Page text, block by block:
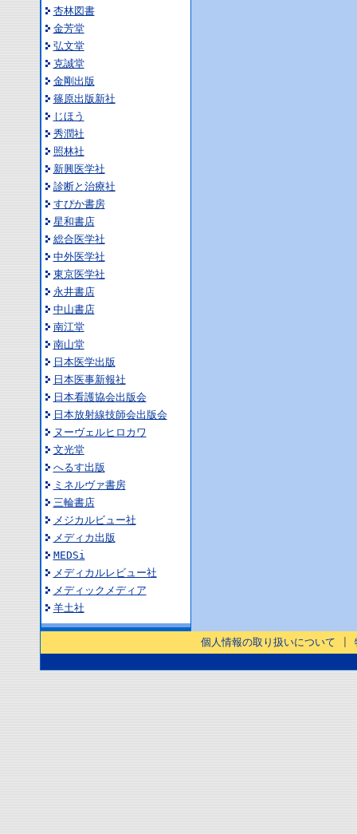
杏林図書
金芳堂
弘文堂
克誠堂
金剛出版
篠原出版新社
じほう
秀潤社
照林社
新興医学社
診断と治療社
すぴか書房
星和書店
総合医学社
中外医学社
東京医学社
永井書店
中山書店
南江堂
南山堂
日本医学出版
日本医事新報社
日本看護協会出版会
日本放射線技師会出版会
ヌーヴェルヒロカワ
文光堂
へるす出版
ミネルヴァ書房
三輪書店
メジカルビュー社
メディカ出版
MEDSi
メディカルレビュー社
メディックメディア
羊土社
個人情報の取り扱いについて